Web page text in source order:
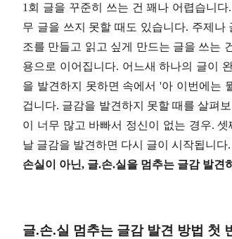
1회 글을 꾸준히 쓰는 건 꽤나 어렵습니
무 글을 쓰지 못할 때도 있습니다. 주제
조를 만들고 읽고 싶게 만드는 글을 쓰는
용으로 이어집니다. 어느새 하나의 글이
을 발견하지 못하면 속에서 '아 이번에는
겁니다. 글감을 발견하지 못할 때를 살펴
이 너무 많고 바빠서 정신이 없는 경우.
날 글감을 발견하면 다시 글이 시작됩니
손실이 아닌, 글.손.실을 멈추는 글감 발견
글.손.실 멈추는 글감 발견 방법 첫